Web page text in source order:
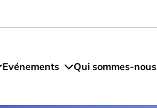
Evénements Qui sommes-nous